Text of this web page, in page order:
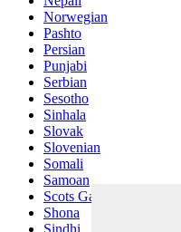
Norwegian
Pashto
Persian
Punjabi
Serbian
Sesotho
Sinhala
Slovak
Slovenian
Somali
Samoan
Scots Gaelic
Shona
Sindhi